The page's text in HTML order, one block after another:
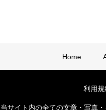
Home
利用規
当サイト内の全ての文章・写真